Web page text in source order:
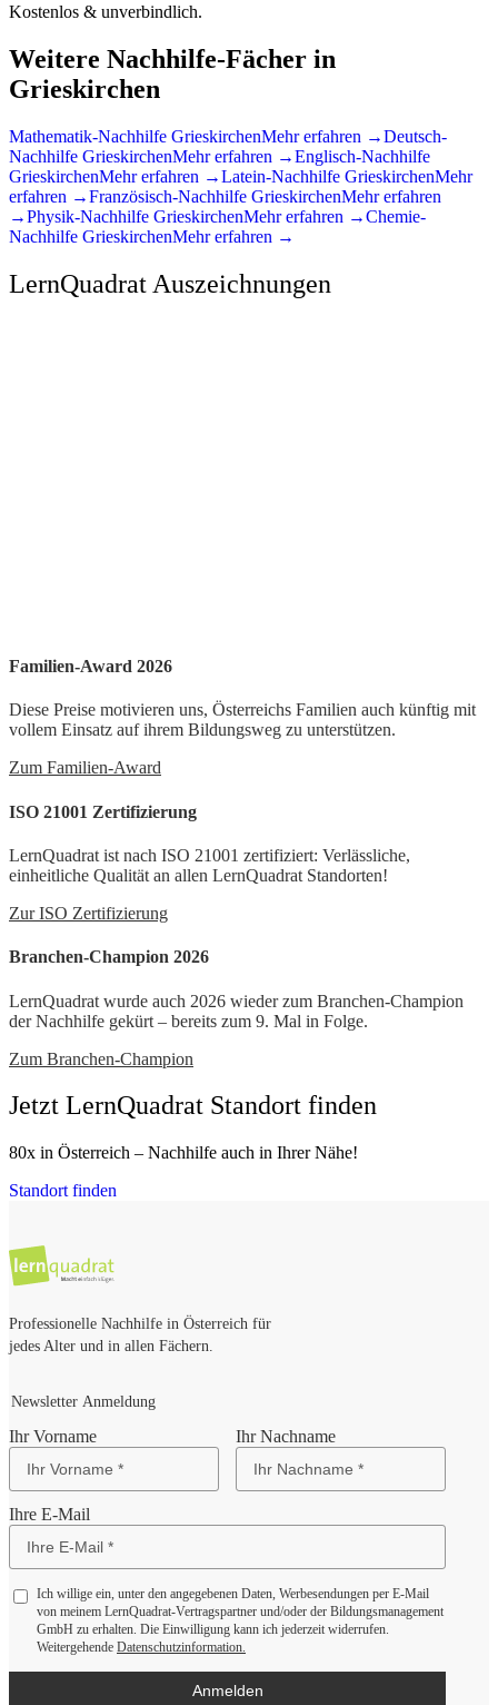
Kostenlos & unverbindlich.
Weitere Nachhilfe-Fächer in
Grieskirchen
Mathematik-Nachhilfe GrieskirchenMehr erfahren →Deutsch-
Nachhilfe GrieskirchenMehr erfahren →Englisch-Nachhilfe
GrieskirchenMehr erfahren →Latein-Nachhilfe GrieskirchenMehr
erfahren →Französisch-Nachhilfe GrieskirchenMehr erfahren
→Physik-Nachhilfe GrieskirchenMehr erfahren →Chemie-
Nachhilfe GrieskirchenMehr erfahren →
LernQuadrat Auszeichnungen
Familien-Award 2026
Diese Preise motivieren uns, Österreichs Familien auch künftig mit
vollem Einsatz auf ihrem Bildungsweg zu unterstützen.
Zum Familien-Award
ISO 21001 Zertifizierung
LernQuadrat ist nach ISO 21001 zertifiziert: Verlässliche,
einheitliche Qualität an allen LernQuadrat Standorten!
Zur ISO Zertifizierung
Branchen-Champion 2026
LernQuadrat wurde auch 2026 wieder zum Branchen-Champion
der Nachhilfe gekürt – bereits zum 9. Mal in Folge.
Zum Branchen-Champion
Jetzt LernQuadrat Standort finden
80x in Österreich – Nachhilfe auch in Ihrer Nähe!
Standort finden
Professionelle Nachhilfe in Österreich für
jedes Alter und in allen Fächern.
Newsletter Anmeldung
Ihr Vorname Ihr Nachname
Ihre E-Mail
Ich willige ein, unter den angegebenen Daten, Werbesendungen per E-Mail
von meinem LernQuadrat-Vertragspartner und/oder der Bildungsmanagement
GmbH zu erhalten. Die Einwilligung kann ich jederzeit widerrufen.
Weitergehende Datenschutzinformation.
Anmelden